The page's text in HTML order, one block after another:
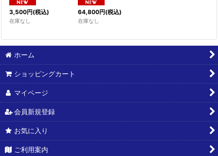
3,500円(税込)
在庫なし
64,800円(税込)
在庫なし
ホーム
ショッピングカート
マイページ
会員新規登録
お気に入り
ご利用案内